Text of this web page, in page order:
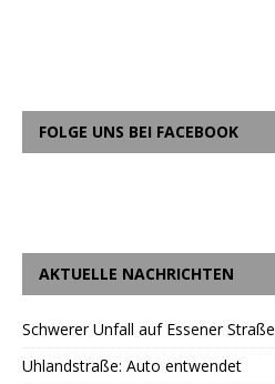
FOLGE UNS BEI FACEBOOK
AKTUELLE NACHRICHTEN
Schwerer Unfall auf Essener Straße
Uhlandstraße: Auto entwendet